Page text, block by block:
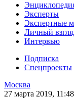
Эксперты
Экспертные
Личный
Интервью
Подписка
Спецпроекты
Москва
27 марта 2019, 11:48